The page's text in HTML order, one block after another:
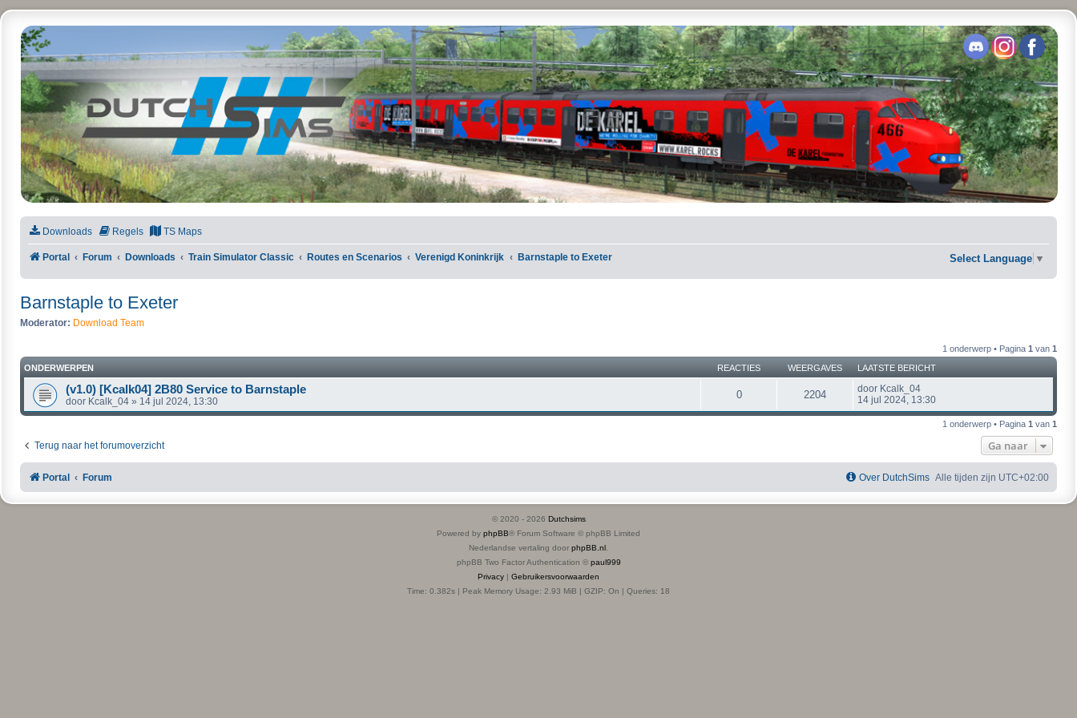
DutchSims
Downloads Regels TS Maps
Portal Forum Downloads Train Simulator Classic Routes en Scenarios Verenigd Koninkrijk Barnstaple to Exeter Select Language ▼
Barnstaple to Exeter
Moderator: Download Team
1 onderwerp • Pagina 1 van 1
ONDERWERPEN
REACTIES WEERGAVES LAATSTE BERICHT
(v1.0) [Kcalk04] 2B80 Service to Barnstaple
door Kcalk_04 » 14 jul 2024, 13:30
0 2204 door Kcalk_04
14 jul 2024, 13:30
1 onderwerp • Pagina 1 van 1
Terug naar het forumoverzicht Ga naar
Portal Forum Alle tijden zijn UTC+02:00
Over DutchSims
© 2020 - 2026 Dutchsims
Powered by phpBB® Forum Software © phpBB Limited
Nederlandse vertaling door phpBB.nl
phpBB Two Factor Authentication © paul999
Privacy | Gebruikersvoorwaarden
Time: 0.382s | Peak Memory Usage: 2.93 MiB | GZIP: On | Queries: 18